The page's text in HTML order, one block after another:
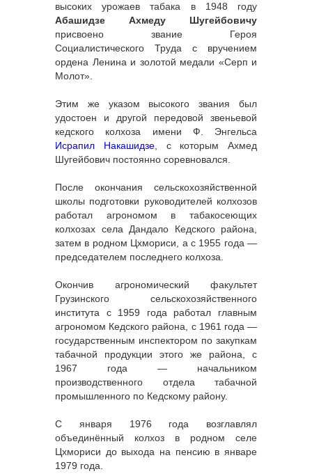
высоких урожаев табака в 1948 году
Абашидзе Ахмеду Шугейбовичу
присвоено звание Героя
Социалистического Труда с вручением
ордена Ленина и золотой медали «Серп и
Молот».
Этим же указом высокого звания был
удостоен и другой передовой звеньевой
кедского колхоза имени Ф. Энгельса
Исрапил Накашидзе, с которым Ахмед
Шугейбович постоянно соревновался.
После окончания сельскохозяйственной
школы подготовки руководителей колхозов
работал агрономом в табакосеющих
колхозах села Дандало Кедского района,
затем в родном Цхмориси, а с 1955 года —
председателем последнего колхоза.
Окончив агрономический факультет
Грузинского сельскохозяйственного
института с 1959 года работал главным
агрономом Кедского района, с 1961 года —
государственным инспектором по закупкам
табачной продукции этого же района, с
1967 года — начальником
производственного отдела табачной
промышленного по Кедскому району.
С января 1976 года возглавлял
объединённый колхоз в родном селе
Цхмориси до выхода на пенсию в январе
1979 года.